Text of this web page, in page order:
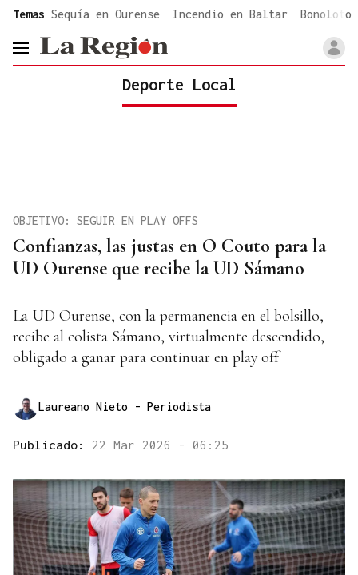
common.go-to-content
Temas Sequía en Ourense Incendio en Baltar Bonoloto
header.menu.open
Deporte Local
Confianzas, las justas en O Couto para la
UD Ourense que recibe la UD Sámano
OBJETIVO: SEGUIR EN PLAY OFFS
La UD Ourense, con la permanencia en el bolsillo,
recibe al colista Sámano, virtualmente descendido,
obligado a ganar para continuar en play off
Laureano Nieto - Periodista
Publicado: 22 Mar 2026 - 06:25